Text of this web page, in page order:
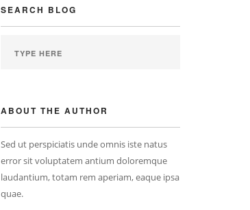
SEARCH BLOG
ABOUT THE AUTHOR
Sed ut perspiciatis unde omnis iste natus
error sit voluptatem antium doloremque
laudantium, totam rem aperiam, eaque ipsa
quae.